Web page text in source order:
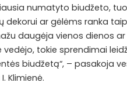
numatyto biudžeto,
dekorui ar gėlėms ranka
daugėja vienos dienos
vedėjo, tokie sprendimai
biudžetą“, – pasakoja
Klimienė.